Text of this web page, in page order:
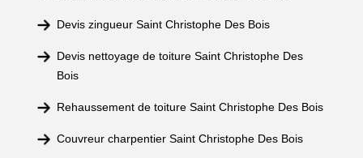
Devis zingueur Saint Christophe Des Bois
Devis nettoyage de toiture Saint Christophe Des
Bois
Rehaussement de toiture Saint Christophe Des Bois
Couvreur charpentier Saint Christophe Des Bois